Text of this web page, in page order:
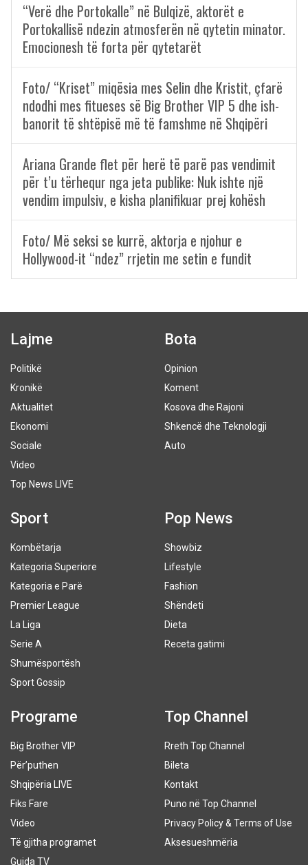
“Verë dhe Portokalle” në Bulqizë, aktorët e
Portokallisë ndezin atmosferën në qytetin minator.
Emocionesh të forta për qytetarët
Foto/ “Kriset” miqësia mes Selin dhe Kristit, çfarë
ndodhi mes fitueses së Big Brother VIP 5 dhe ish-
banorit të shtëpisë më të famshme në Shqipëri
Ariana Grande flet për herë të parë pas vendimit
për t’u tërhequr nga jeta publike: Nuk ishte një
vendim impulsiv, e kisha planifikuar prej kohësh
Foto/ Më seksi se kurrë, aktorja e njohur e
Hollywood-it “ndez” rrjetin me setin e fundit
Lajme
Politikë
Kronikë
Aktualitet
Ekonomi
Sociale
Video
Top News LIVE
Bota
Opinion
Koment
Kosova dhe Rajoni
Shkencë dhe Teknologji
Auto
Sport
Kombëtarja
Kategoria Superiore
Kategoria e Parë
Premier League
La Liga
Serie A
Shumësportësh
Sport Gossip
Pop News
Showbiz
Lifestyle
Fashion
Shëndeti
Dieta
Receta gatimi
Programe
Big Brother VIP
Për’puthen
Shqipëria LIVE
Fiks Fare
Video
Të gjitha programet
Guida TV
Top Channel
Rreth Top Channel
Bileta
Kontakt
Puno në Top Channel
Privacy Policy & Terms of Use
Aksesueshmëria